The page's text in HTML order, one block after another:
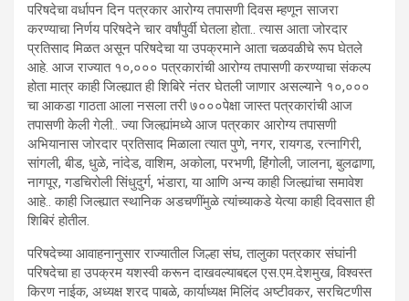
परिषदेचा वर्धापन दिन पत्रकार आरोग्य तपासणी दिवस म्हणून साजरा
करण्याचा निर्णय परिषदेने चार वर्षांपुर्वी घेतला होता.. त्यास आता जोरदार
प्रतिसाद मिळत असून परिषदेचा या उपक्रमाने आता चळवळीचे रूप घेतले
आहे. आज राज्यात १०,००० पत्रकारांची आरोग्य तपासणी करण्याचा संकल्प
होता मात्र काही जिल्ह्यात ही शिबिरे नंतर घेतली जाणार असल्याने १०,०००
चा आकडा गाठता आला नसला तरी ७०००पेक्षा जास्त पत्रकारांची आज
तपासणी केली गेली.. ज्या जिल्ह्यांमध्ये आज पत्रकार आरोग्य तपासणी
अभियानास जोरदार प्रतिसाद मिळाला त्यात पुणे, नगर, रायगड, रत्नागिरी,
सांगली, बीड, धुळे, नांदेड, वाशिम, अकोला, परभणी, हिंगोली, जालना, बुलढाणा,
नागपूर, गडचिरोली सिंधुदुर्ग, भंडारा, या आणि अन्य काही जिल्ह्यांचा समावेश
आहे.. काही जिल्ह्यात स्थानिक अडचणींमुळे त्यांच्याकडे येत्या काही दिवसात ही
शिबिरं होतील.
परिषदेच्या आवाहनानुसार राज्यातील जिल्हा संघ, तालुका पत्रकार संघांनी
परिषदेचा हा उपक्रम यशस्वी करून दाखवल्याबद्दल एस.एम.देशमुख, विश्वस्त
किरण नाईक, अध्यक्ष शरद पाबळे, कार्याध्यक्ष मिलिंद अष्टीवकर, सरचिटणीस